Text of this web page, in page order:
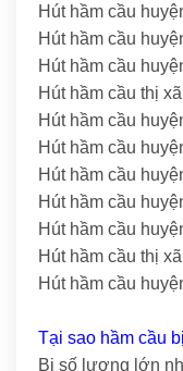
Hút hầm cầu
Hút hầm cầu
Hút hầm cầu
Hút hầm cầu thị
Hút hầm cầu
Hút hầm cầu
Hút hầm cầu
Hút hầm cầu
Hút hầm cầu
Hút hầm cầu thị
Hút hầm cầu
Tại sao hầm cầu
Bị số lượng lớn